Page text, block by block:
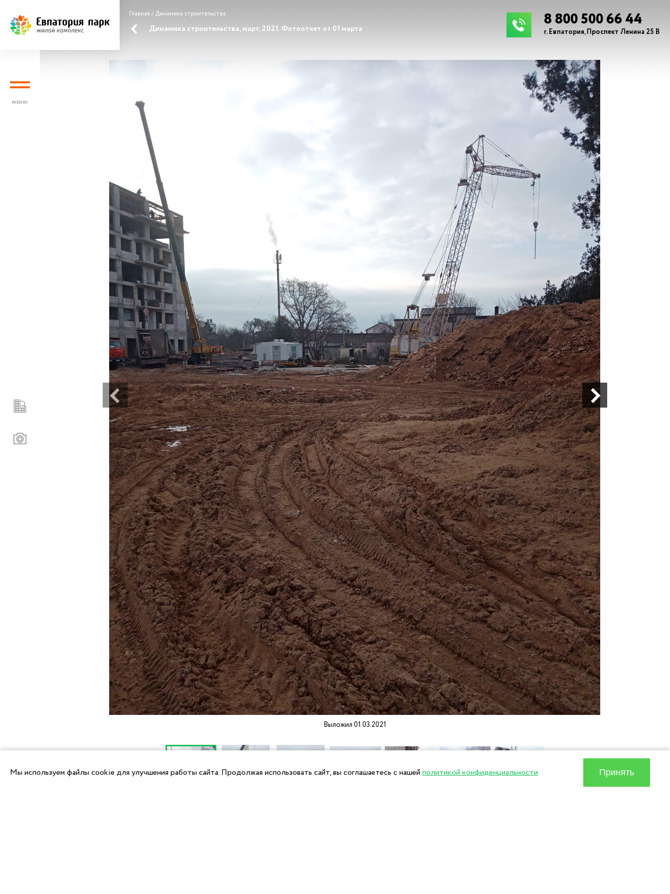
МЕНЮ
О проекте
Выбор дома
Коммерческая недвижимость
Расположение
Документы
Галерея
Динамика строительства
Достопримечательности
Контакты
СК «ГРАД»
Информация о Застройщике и о проекте строительства
содержится в проектной декларации, которая размещена
на сайте:
наш.дом.рф
Главная / Динамика строительства
Динамика строительства, март, 2021. Фотоотчет от 01 марта 8 800 500 66 44
г. Евпатория, Проспект Ленина 25 В
Выложил 01.03.2021
Мы используем файлы cookie для улучшения работы сайта. Продолжая использовать сайт, вы соглашаетесь с нашей политикой конфиденциальности Принять